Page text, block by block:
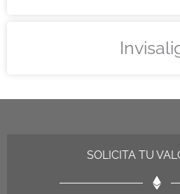
SOLICITA TU